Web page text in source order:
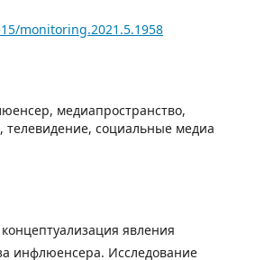
monitoring.2021.5.1958
медиапространство,
телевидение, социальные медиа
явления
инфлюенсера. Исследование